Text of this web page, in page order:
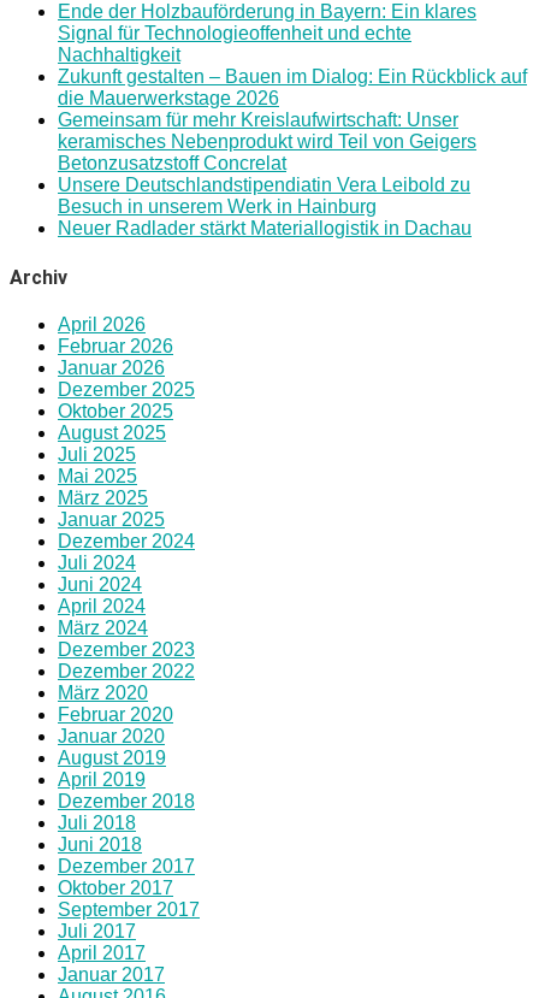
Ende der Holzbauförderung in Bayern: Ein klares
Signal für Technologieoffenheit und echte
Nachhaltigkeit
Zukunft gestalten – Bauen im Dialog: Ein Rückblick auf
die Mauerwerkstage 2026
Gemeinsam für mehr Kreislaufwirtschaft: Unser
keramisches Nebenprodukt wird Teil von Geigers
Betonzusatzstoff Concrelat
Unsere Deutschlandstipendiatin Vera Leibold zu
Besuch in unserem Werk in Hainburg
Neuer Radlader stärkt Materiallogistik in Dachau
Archiv
April 2026
Februar 2026
Januar 2026
Dezember 2025
Oktober 2025
August 2025
Juli 2025
Mai 2025
März 2025
Januar 2025
Dezember 2024
Juli 2024
Juni 2024
April 2024
März 2024
Dezember 2023
Dezember 2022
März 2020
Februar 2020
Januar 2020
August 2019
April 2019
Dezember 2018
Juli 2018
Juni 2018
Dezember 2017
Oktober 2017
September 2017
Juli 2017
April 2017
Januar 2017